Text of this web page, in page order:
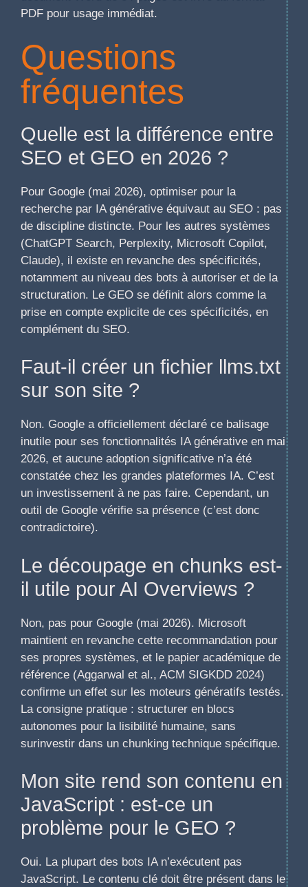
PDF pour usage immédiat.
Questions
fréquentes
Quelle est la différence entre
SEO et GEO en 2026 ?
Pour Google (mai 2026), optimiser pour la
recherche par IA générative équivaut au SEO : pas
de discipline distincte. Pour les autres systèmes
(ChatGPT Search, Perplexity, Microsoft Copilot,
Claude), il existe en revanche des spécificités,
notamment au niveau des bots à autoriser et de la
structuration. Le GEO se définit alors comme la
prise en compte explicite de ces spécificités, en
complément du SEO.
Faut-il créer un fichier llms.txt
sur son site ?
Non. Google a officiellement déclaré ce balisage
inutile pour ses fonctionnalités IA générative en mai
2026, et aucune adoption significative n’a été
constatée chez les grandes plateformes IA. C’est
un investissement à ne pas faire. Cependant, un
outil de Google vérifie sa présence (c’est donc
contradictoire).
Le découpage en chunks est-
il utile pour AI Overviews ?
Non, pas pour Google (mai 2026). Microsoft
maintient en revanche cette recommandation pour
ses propres systèmes, et le papier académique de
référence (Aggarwal et al., ACM SIGKDD 2024)
confirme un effet sur les moteurs génératifs testés.
La consigne pratique : structurer en blocs
autonomes pour la lisibilité humaine, sans
surinvestir dans un chunking technique spécifique.
Mon site rend son contenu en
JavaScript : est-ce un
problème pour le GEO ?
Oui. La plupart des bots IA n’exécutent pas
JavaScript. Le contenu clé doit être présent dans le